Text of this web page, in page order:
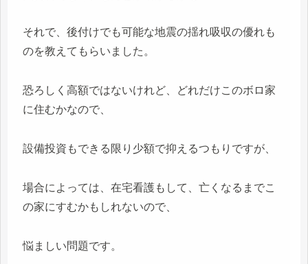
それで、後付けでも可能な地震の揺れ吸収の優れも
のを教えてもらいました。
恐ろしく高額ではないけれど、どれだけこのボロ家
に住むかなので、
設備投資もできる限り少額で抑えるつもりですが、
場合によっては、在宅看護もして、亡くなるまでこ
の家にすむかもしれないので、
悩ましい問題です。